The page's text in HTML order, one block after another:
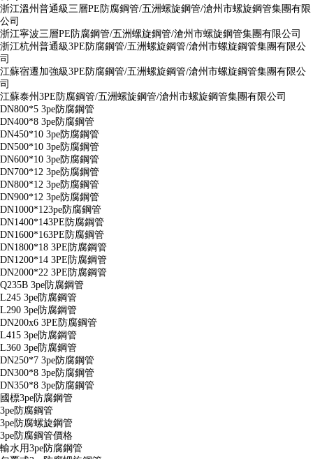
浙江溫州普通級三層PE防腐鋼管/五洲螺旋鋼管/滄州市螺旋鋼管集團有限
公司
浙江寧波三層PE防腐鋼管/五洲螺旋鋼管/滄州市螺旋鋼管集團有限公司
浙江杭州普通級3PE防腐鋼管/五洲螺旋鋼管/滄州市螺旋鋼管集團有限公
司
江蘇宿遷加強級3PE防腐鋼管/五洲螺旋鋼管/滄州市螺旋鋼管集團有限公
司
江蘇泰州3PE防腐鋼管/五洲螺旋鋼管/滄州市螺旋鋼管集團有限公司
DN800*5 3pe防腐鋼管
DN400*8 3pe防腐鋼管
DN450*10 3pe防腐鋼管
DN500*10 3pe防腐鋼管
DN600*10 3pe防腐鋼管
DN700*12 3pe防腐鋼管
DN800*12 3pe防腐鋼管
DN900*12 3pe防腐鋼管
DN1000*123pe防腐鋼管
DN1400*143PE防腐鋼管
DN1600*163PE防腐鋼管
DN1800*18 3PE防腐鋼管
DN1200*14 3PE防腐鋼管
DN2000*22 3PE防腐鋼管
Q235B 3pe防腐鋼管
L245 3pe防腐鋼管
L290 3pe防腐鋼管
DN200x6 3PE防腐鋼管
L415 3pe防腐鋼管
L360 3pe防腐鋼管
DN250*7 3pe防腐鋼管
DN300*8 3pe防腐鋼管
DN350*8 3pe防腐鋼管
國標3pe防腐鋼管
3pe防腐鋼管
3pe防腐螺旋鋼管
3pe防腐鋼管價格
輸水用3pe防腐鋼管